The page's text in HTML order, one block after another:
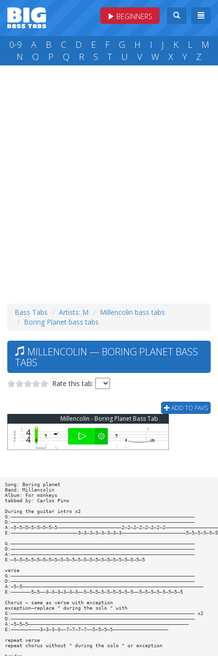
BEGINNERS
0-9 A B C D E F G H I J K L
M
N
O P Q R S T U V W X Y Z
Bass Tabs Artists: M
Millencolin bass tabs
Boring Planet bass tabs
MILLENCOLIN — BORING PLANET BASS
TABS
Rate this tab:
ADD TO FAVS
Millencolin - Boring Planet Bass Tab
Song: Boring planet
Band: Millencolin
Album: For monkeys
tabbed by: Carlos Pino
During the guitar intro x2
G:———————————————————————————————————————————————————————————————
D:———————————————————————————————————————————————————————————————
G:———————————————————————————————————————————————————————————————
D:———————————————————————————————————————————————————————————————
A:———————————————————————————————————————————————————————————————
E:—5—5—5—5—5—5—5—5—5—5—5—5—5—5—5—5—5—5—5—5—5—5—5
verse
G:———————————————————————————————————————————————————————————————
D:———————————————————————————————————————————————————————————————
A:—5—5——————————————————————————————————————————————————————————————
E:———————5—5——3—3—3—3—3—3——5—5—5—5—5—5—5—5—5——5—5—5—5—5—5—5—5
Chorus — same as verse with exception
exception—replace " during the solo " with
G:——————————————————————————————————————————————————————————————— x2
D:———————————————————————————————————————————————————————————————
A:—5—5—5———————————————————————————————————————————————————————
E:——————————3—3—3—3——7—7—7—7——5—5—5—5———————————————————
repeat verse
repeat chorus without " during the solo " or exception